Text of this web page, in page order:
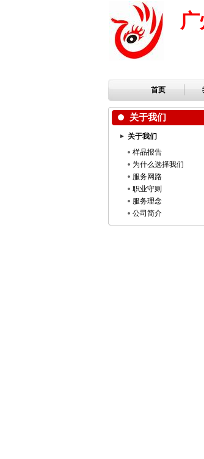
首页
关于我们
关于我们
样品报告
为什么选择我们
服务网路
职业守则
服务理念
公司简介